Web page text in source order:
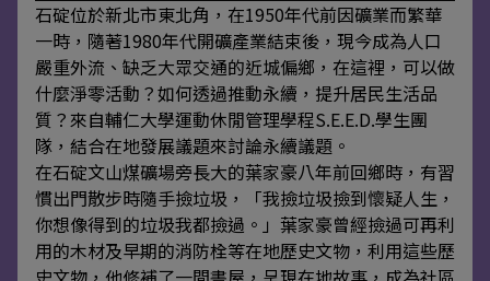
石碇位於新北市東北角，在1950年代前因礦業而繁華
一時，隨著1980年代開礦產業結束後，現今成為人口
嚴重外流、缺乏大眾交通的近城偏鄉，在這裡，可以做
什麼淨零活動？如何透過推動永續，提升居民生活品
質？來自輔仁大學運動休閒管理學程S.E.E.D.學生團
隊，結合在地發展議題來討論永續議題。
在石碇文山煤礦場旁長大的葉家豪八年前回鄉時，有習
慣出門散步時隨手撿垃圾，「我撿垃圾撿到懷疑人生，
你想像得到的垃圾我都撿過。」葉家豪曾經撿過可再利
用的木材及早期的消防栓等在地歷史文物，利用這些歷